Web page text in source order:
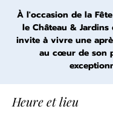
À l'occasion de la
le Château & Jardins
invite à vivre une
au cœur de son
Heure et lieu